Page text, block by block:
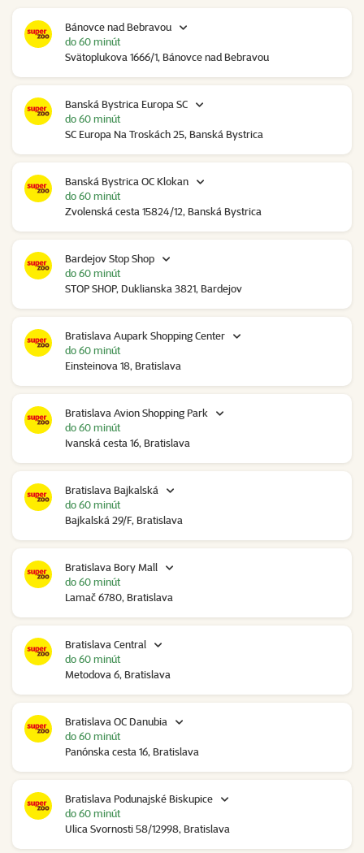
Bánovce nad Bebravou
Svätoplukova 1666/1, Bánovce nad Bebravou
do 60 minút
Banská Bystrica Europa SC
SC Europa Na Troskách 25, Banská Bystrica
do 60 minút
Banská Bystrica OC Klokan
Zvolenská cesta 15824/12, Banská Bystrica
do 60 minút
Bardejov Stop Shop
STOP SHOP, Duklianska 3821, Bardejov
do 60 minút
Bratislava Aupark Shopping Center
Einsteinova 18, Bratislava
do 60 minút
Bratislava Avion Shopping Park
Ivanská cesta 16, Bratislava
do 60 minút
Bratislava Bajkalská
Bajkalská 29/F, Bratislava
do 60 minút
Bratislava Bory Mall
Lamač 6780, Bratislava
do 60 minút
Bratislava Central
Metodova 6, Bratislava
do 60 minút
Bratislava OC Danubia
Panónska cesta 16, Bratislava
do 60 minút
Bratislava Podunajské Biskupice
Ulica Svornosti 58/12998, Bratislava
do 60 minút